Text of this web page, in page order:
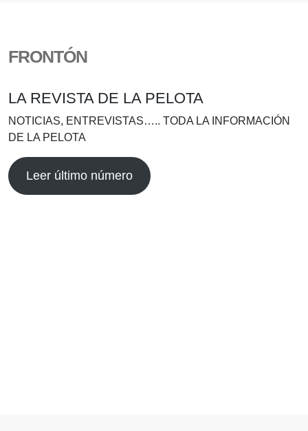
FRONTÓN
LA REVISTA DE LA PELOTA
NOTICIAS, ENTREVISTAS….. TODA LA INFORMACIÓN
DE LA PELOTA
Leer último número